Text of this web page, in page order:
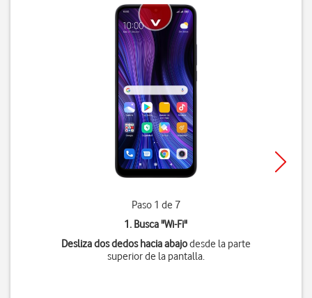
Paso 1 de 7
1. Busca "Wi-Fi"
Desliza dos dedos hacia abajodesde la parte
superior de la pantalla.